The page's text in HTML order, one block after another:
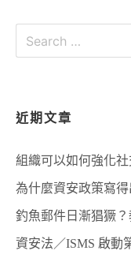
近期文章
組織可以如何強化社
為什麼資安政策寫
釣魚郵件日漸猖獗
資安法／ISMS 啟動